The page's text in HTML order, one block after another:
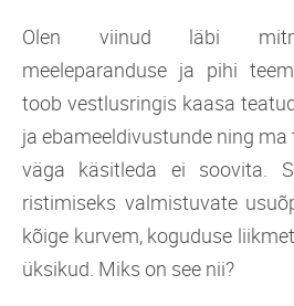
Olen viinud läbi
meeleparanduse ja pihi
toob vestlusringis kaasa
ja ebameeldivustunde ning
väga käsitleda ei soovita.
ristimiseks valmistuvate
kõige kurvem, koguduse
üksikud. Miks on see nii?